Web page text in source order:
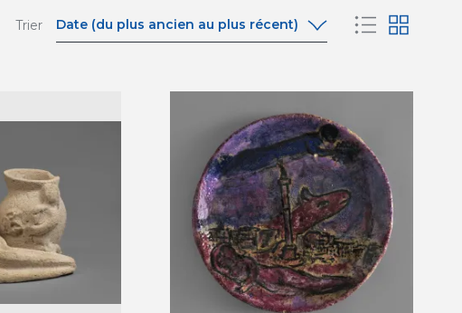
Trier Date (du plus ancien au plus récent)
Date (du plus récent au plus ancien)
A-Z